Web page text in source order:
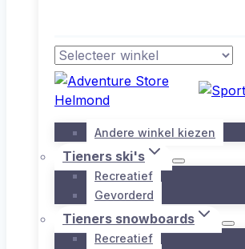
Andere winkel kiezen
Tieners ski's
Recreatief
Gevorderd
Tieners snowboards
Recreatief